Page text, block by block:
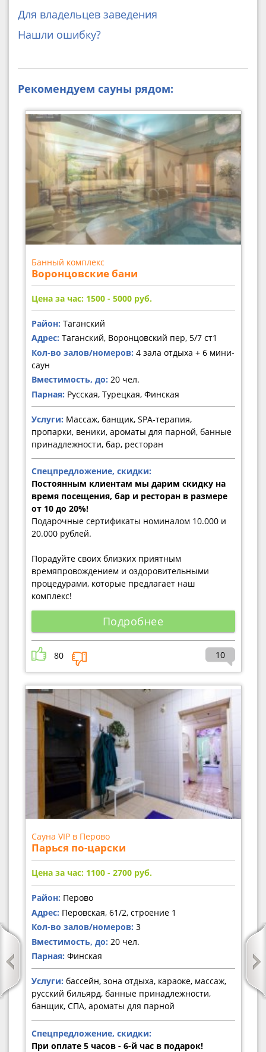
Для владельцев заведения
Нашли ошибку?
Рекомендуем сауны рядом:
Банный комплекс
Воронцовские бани
Цена за час: 1500 - 5000 руб.
Район: Таганский
Адрес: Таганский, Воронцовский пер, 5/7 ст1
Кол-во залов/номеров: 4 зала отдыха + 6 мини-
саун
Вместимость, до: 20 чел.
Парная: Русская, Турецкая, Финская
Услуги: Массаж, банщик, SPA-терапия,
пропарки, веники, ароматы для парной, банные
принадлежности, бар, ресторан
Спецпредложение, скидки:
Постоянным клиентам мы дарим скидку на
время посещения, бар и ресторан в размере
от 10 до 20%!
Подарочные сертификаты номиналом 10.000 и
20.000 рублей.
Порадуйте своих близких приятным
времяпровождением и оздоровительными
процедурами, которые предлагает наш
комплекс!
Подробнее
80 10
Сауна VIP в Перово
Парься по-царски
Цена за час: 1100 - 2700 руб.
Район: Перово
Адрес: Перовская, 61/2, строение 1
Кол-во залов/номеров: 3
Вместимость, до: 20 чел.
Парная: Финская
Услуги: бассейн, зона отдыха, караоке, массаж,
русский бильярд, банные принадлежности,
банщик, СПА, ароматы для парной
Спецпредложение, скидки:
При оплате 5 часов - 6-й час в подарок!